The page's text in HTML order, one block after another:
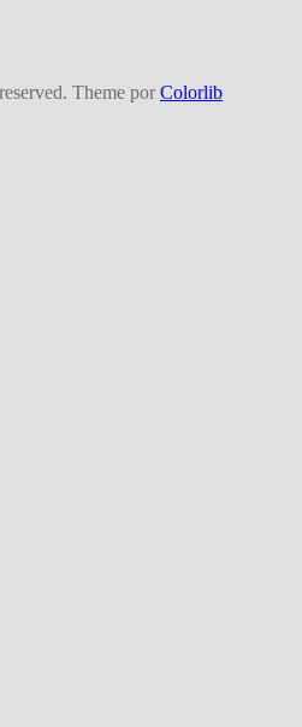
Theme por Colorlib